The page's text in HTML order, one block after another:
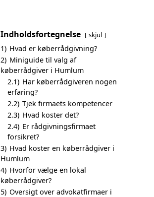
Indholdsfortegnelse skjul
1) Hvad er køberrådgivning?
2) Miniguide til valg af
køberrådgiver i Humlum
2.1) Har køberrådgiveren nogen
erfaring?
2.2) Tjek firmaets kompetencer
2.3) Hvad koster det?
2.4) Er rådgivningsfirmaet
forsikret?
3) Hvad koster en køberrådgiver i
Humlum
4) Hvorfor vælge en lokal
køberrådgiver?
5) Oversigt over advokatfirmaer i